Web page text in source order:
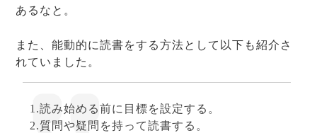
あるなと。
また、能動的に読書をする方法として以下も紹介さ
れていました。
1.読み始める前に目標を設定する。
2.質問や疑問を持って読書する。